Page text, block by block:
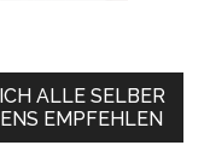
ALLE SELBER
EMPFEHLEN